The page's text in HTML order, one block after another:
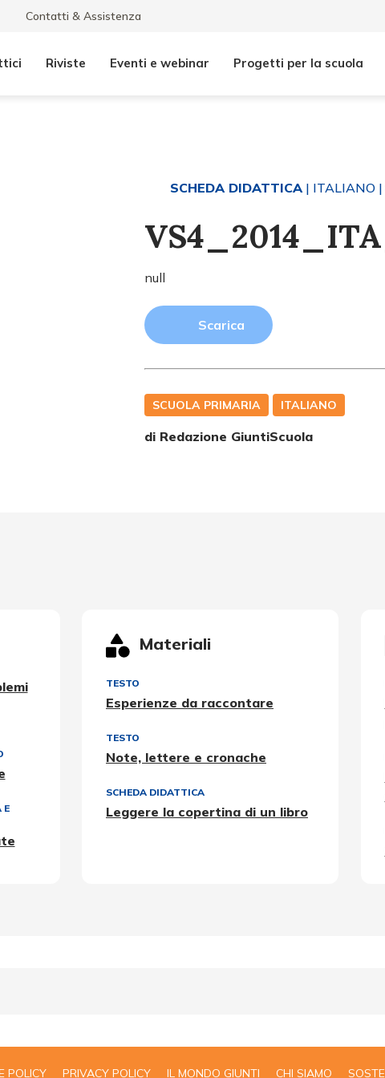
Contatti & Assistenza
Riviste Eventi e webinar Progetti per la scuola
SCHEDA DIDATTICA| ITALIANO |
null
Scarica
SCUOLA PRIMARIA ITALIANO
di Redazione GiuntiScuola
E
Materiali
TESTO
Esperienze da raccontare
TESTO
Note, lettere e cronache
SCHEDA DIDATTICA
Leggere la copertina di un libro
POLICY PRIVACY POLICY IL MONDO GIUNTI CHI SIAMO